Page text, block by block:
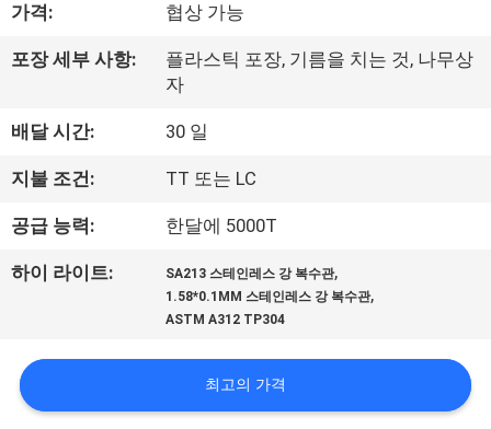
여
장
여
행
질
관
가격: 협상 가능
포장 세부 사항:
플라스틱 포장, 기름을 치는 것, 나무상
자
배달 시간: 30 일
지불 조건: TT 또는 LC
공급 능력: 한달에 5000T
하이 라이트: SA213 스테인레스 강 복수관,
1.58*0.1MM 스테인레스 강 복수관,
ASTM A312 TP304
최고의 가격